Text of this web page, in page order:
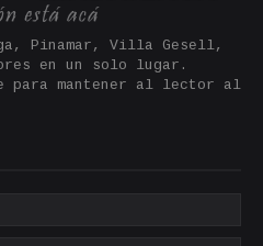
Pinamar, Villa Gesell,
en un solo lugar.
para mantener al lector al